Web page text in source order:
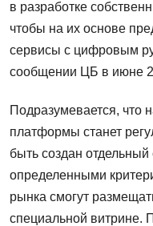
в разработке
чтобы на их основе
сервисы с цифровым
сообщении ЦБ в июне
Подразумевается, что
платформы станет
быть создан отдельный
определенными
рынка смогут
специальной витрине.